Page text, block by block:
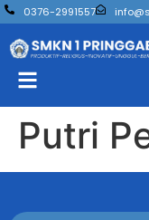
0376-2991557
Putri